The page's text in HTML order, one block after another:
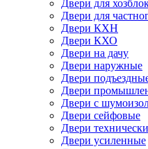
Двери для
Двери для
Двери КХН
Двери КХО
Двери на дачу
Двери наружные
Двери
Двери
Двери с
Двери сейфовые
Двери
Двери усиленные